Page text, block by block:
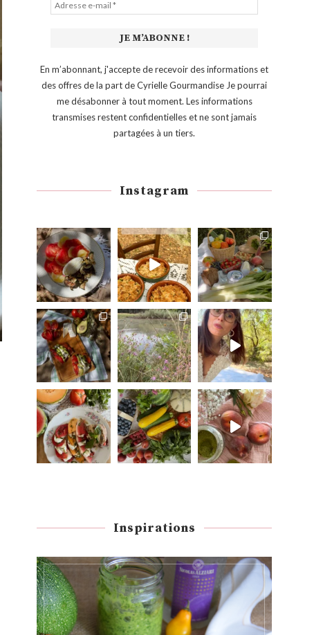
En m’abonnant, j'accepte de recevoir des informations et
des offres de la part de Cyrielle Gourmandise Je pourrai
me désabonner à tout moment. Les informations
transmises restent confidentielles et ne sont jamais
partagées à un tiers.
Instagram
Inspirations